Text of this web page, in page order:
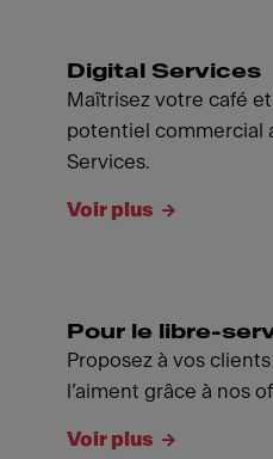
Digital Services
Maîtrisez votre café
potentiel commercial
Services.
Voir plus
Pour le libre-
Proposez à vos
l’aiment grâce à nos
Voir plus